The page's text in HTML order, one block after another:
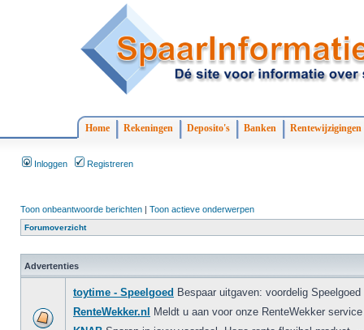
Home Rekeningen Deposito's Banken Rentewijzigingen
Inloggen Registreren
Toon onbeantwoorde berichten | Toon actieve onderwerpen
Forumoverzicht
Advertenties